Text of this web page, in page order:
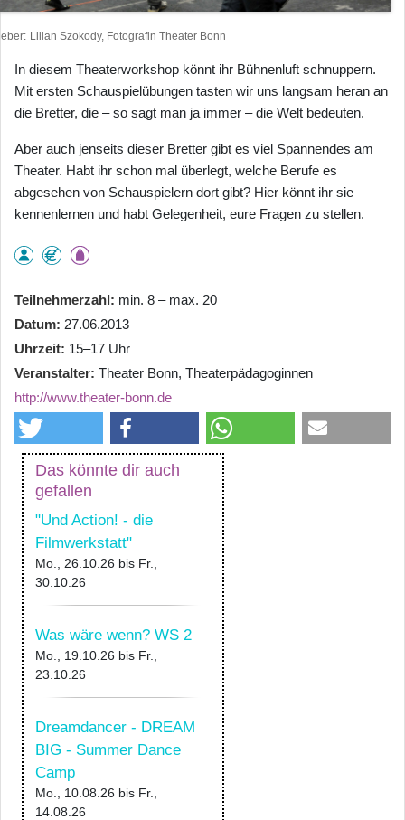
Lilian Szokody, Fotografin Theater Bonn
In diesem Theaterworkshop könnt ihr Bühnenluft schnuppern.
Mit ersten Schauspielübungen tasten wir uns langsam heran an
die Bretter, die – so sagt man ja immer – die Welt bedeuten.
Aber auch jenseits dieser Bretter gibt es viel Spannendes am
Theater. Habt ihr schon mal überlegt, welche Berufe es
abgesehen von Schauspielern dort gibt? Hier könnt ihr sie
kennenlernen und habt Gelegenheit, eure Fragen zu stellen.
Teilnehmerzahl
min. 8 – max. 20
Datum 27.06.2013
Uhrzeit 15–17 Uhr
Veranstalter Theater Bonn, Theaterpädagoginnen
http://www.theater-bonn.de
Das könnte dir auch
gefallen
"Und Action! - die
Filmwerkstatt"
Mo., 26.10.26 bis Fr.,
30.10.26
Was wäre wenn? WS 2
Mo., 19.10.26 bis Fr.,
23.10.26
Dreamdancer - DREAM
BIG - Summer Dance
Camp
Mo., 10.08.26 bis Fr.,
14.08.26